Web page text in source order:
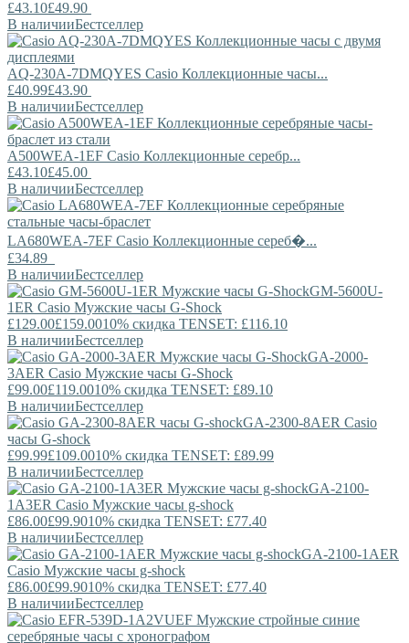
£43.10£49.90
В наличииБестселлер
AQ-230A-7DMQYES Casio Коллекционные часы...
£40.99£43.90
В наличииБестселлер
A500WEA-1EF Casio Коллекционные серебр...
£43.10£45.00
В наличииБестселлер
LA680WEA-7EF Casio Коллекционные сереб�...
£34.89
В наличииБестселлер
GM-5600U-
1ER Casio Мужские часы G-Shock
£129.00£159.0010% скидка TENSET: £116.10
В наличииБестселлер
GA-2000-
3AER Casio Мужские часы G-Shock
£99.00£119.0010% скидка TENSET: £89.10
В наличииБестселлер
GA-2300-8AER Casio
часы G-shock
£99.99£109.0010% скидка TENSET: £89.99
В наличииБестселлер
GA-2100-
1A3ER Casio Мужские часы g-shock
£86.00£99.9010% скидка TENSET: £77.40
В наличииБестселлер
GA-2100-1AER
Casio Мужские часы g-shock
£86.00£99.9010% скидка TENSET: £77.40
В наличииБестселлер